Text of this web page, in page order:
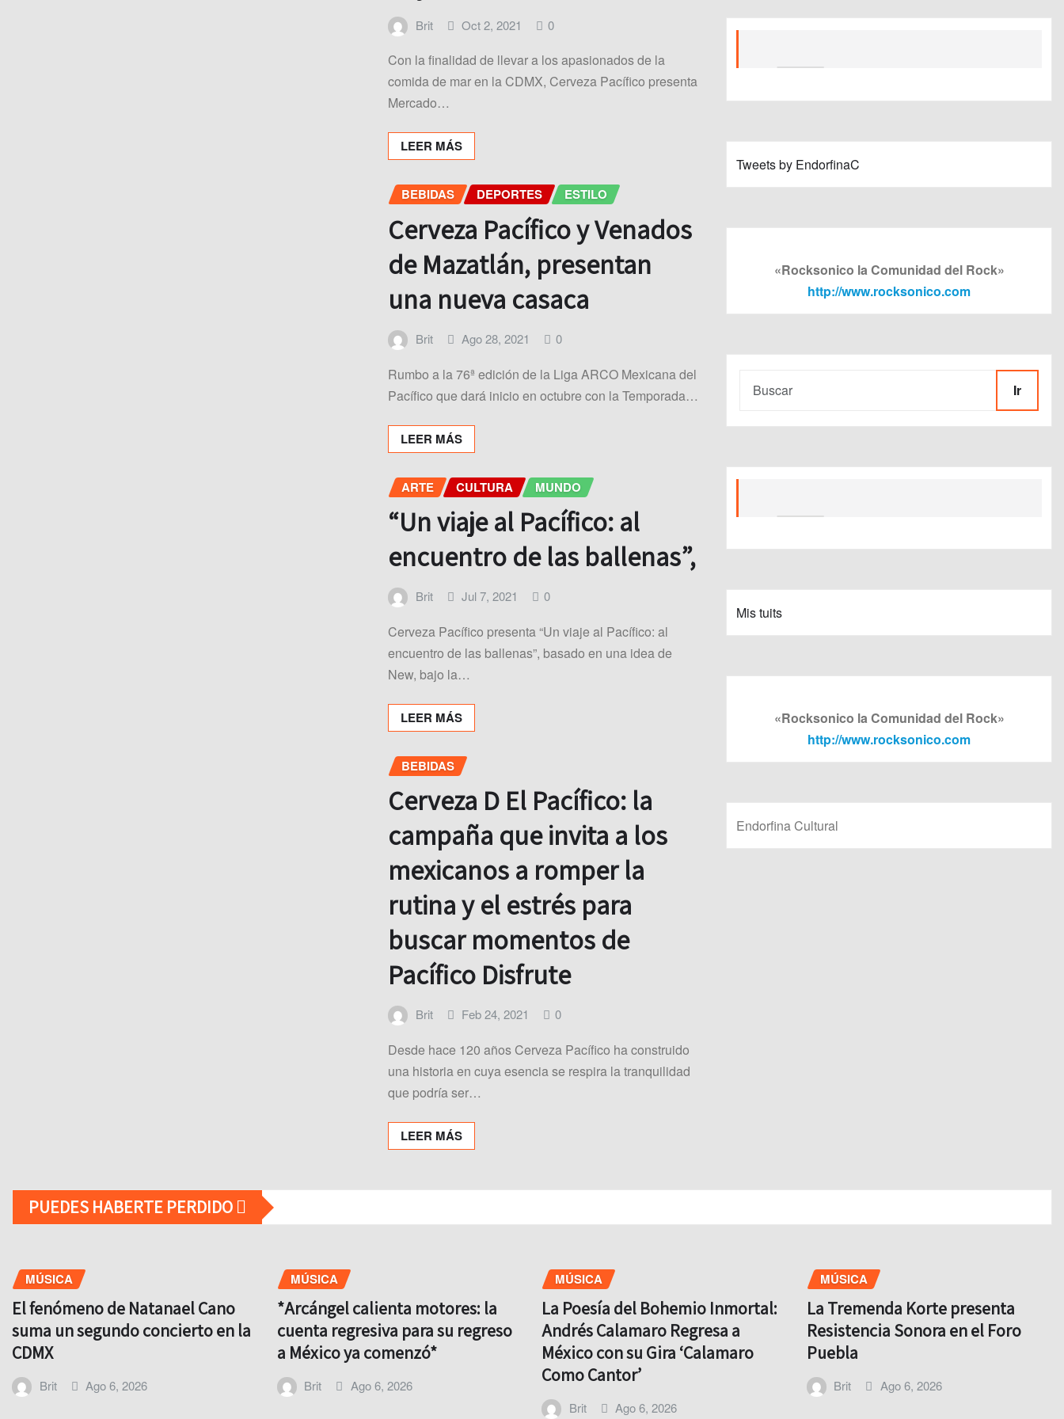
Brit Oct 2, 2021 0
Con la finalidad de llevar a los apasionados de la
comida de mar en la CDMX, Cerveza Pacífico presenta
Mercado…
LEER MÁS
BEBIDAS DEPORTES ESTILO
Cerveza Pacífico y Venados
de Mazatlán, presentan
una nueva casaca
Brit Ago 28, 2021 0
Rumbo a la 76ª edición de la Liga ARCO Mexicana del
Pacífico que dará inicio en octubre con la Temporada…
LEER MÁS
ARTE CULTURA MUNDO
“Un viaje al Pacífico: al
encuentro de las ballenas”,
Brit Jul 7, 2021 0
Cerveza Pacífico presenta “Un viaje al Pacífico: al
encuentro de las ballenas”, basado en una idea de
New, bajo la…
LEER MÁS
BEBIDAS
Cerveza D El Pacífico: la
campaña que invita a los
mexicanos a romper la
rutina y el estrés para
buscar momentos de
Pacífico Disfrute
Brit Feb 24, 2021 0
Desde hace 120 años Cerveza Pacífico ha construido
una historia en cuya esencia se respira la tranquilidad
que podría ser…
LEER MÁS
Tweets by EndorfinaC
«Rocksonico la Comunidad del Rock»
http://www.rocksonico.com
Ir
Mis tuits
«Rocksonico la Comunidad del Rock»
http://www.rocksonico.com
Endorfina Cultural
PUEDES HABERTE PERDIDO
MÚSICA
El fenómeno de Natanael Cano
suma un segundo concierto en la
CDMX
Brit Ago 6, 2026
MÚSICA
*Arcángel calienta motores: la
cuenta regresiva para su regreso
a México ya comenzó*
Brit Ago 6, 2026
MÚSICA
La Poesía del Bohemio Inmortal:
Andrés Calamaro Regresa a
México con su Gira ‘Calamaro
Como Cantor’
Brit Ago 6, 2026
MÚSICA
La Tremenda Korte presenta
Resistencia Sonora en el Foro
Puebla
Brit Ago 6, 2026